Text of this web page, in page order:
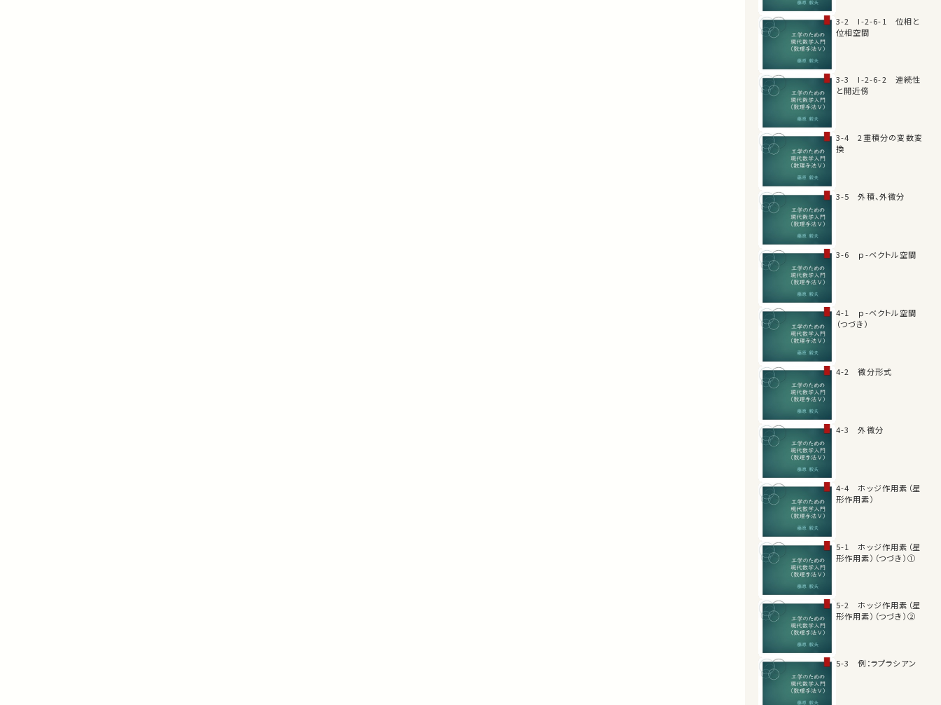
3-2 I-2-6-1 位相と
位相空間
3-3 I-2-6-2 連続性
と開近傍
3-4 2重積分の変数変
換
3-5 外積、外微分
3-6 ｐ-ベクトル空間
4-1 ｐ-ベクトル空間
（つづき）
4-2 微分形式
4-3 外微分
4-4 ホッジ作用素（星
形作用素）
5-1 ホッジ作用素（星
形作用素）（つづき）①
5-2 ホッジ作用素（星
形作用素）（つづき）②
5-3 例：ラプラシアン